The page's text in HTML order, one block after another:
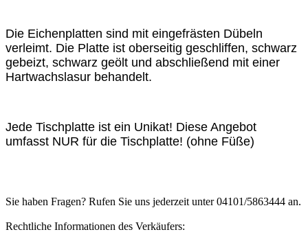
Die Eichenplatten sind mit eingefrästen Dübeln
verleimt. Die Platte ist oberseitig geschliffen, schwarz
gebeizt, schwarz geölt und abschließend mit einer
Hartwachslasur behandelt.
Jede Tischplatte ist ein Unikat! Diese Angebot
umfasst NUR für die Tischplatte! (ohne Füße)
Sie haben Fragen? Rufen Sie uns jederzeit unter 04101/5863444 an.
Rechtliche Informationen des Verkäufers: